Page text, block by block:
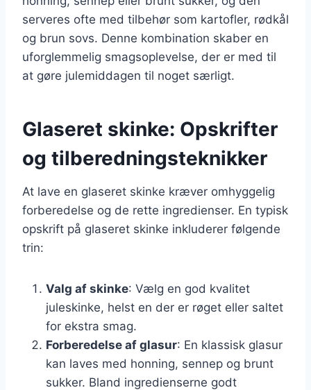
serveres ofte med tilbehør som kartofler, rødkål
og brun sovs. Denne kombination skaber en
uforglemmelig smagsoplevelse, der er med til
at gøre julemiddagen til noget særligt.
Glaseret skinke: Opskrifter
og tilberedningsteknikker
At lave en glaseret skinke kræver omhyggelig
forberedelse og de rette ingredienser. En typisk
opskrift på glaseret skinke inkluderer følgende
trin:
Valg af skinke: Vælg en god kvalitet
juleskinke, helst en der er røget eller saltet
for ekstra smag.
Forberedelse af glasur: En klassisk glasur
kan laves med honning, sennep og brunt
sukker. Bland ingredienserne godt